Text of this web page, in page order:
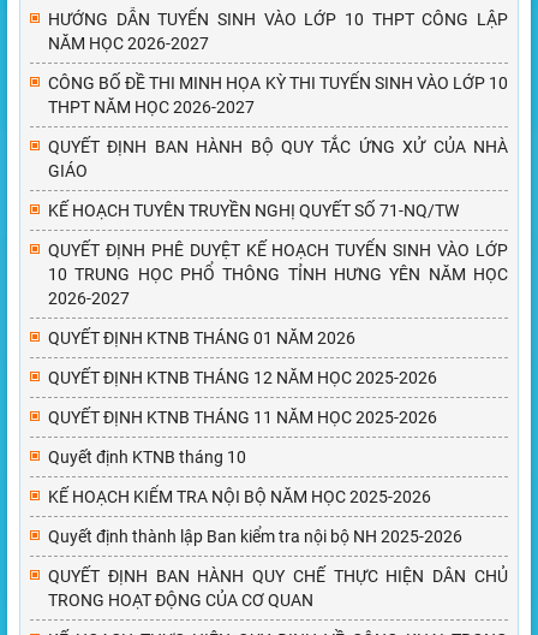
HƯỚNG DẪN TUYỂN SINH VÀO LỚP 10 THPT CÔNG LẬP
NĂM HỌC 2026-2027
CÔNG BỐ ĐỀ THI MINH HỌA KỲ THI TUYỂN SINH VÀO LỚP 10
THPT NĂM HỌC 2026-2027
QUYẾT ĐỊNH BAN HÀNH BỘ QUY TẮC ỨNG XỬ CỦA NHÀ
GIÁO
KẾ HOẠCH TUYÊN TRUYỀN NGHỊ QUYẾT SỐ 71-NQ/TW
QUYẾT ĐỊNH PHÊ DUYỆT KẾ HOẠCH TUYỂN SINH VÀO LỚP
10 TRUNG HỌC PHỔ THÔNG TỈNH HƯNG YÊN NĂM HỌC
2026-2027
QUYẾT ĐỊNH KTNB THÁNG 01 NĂM 2026
QUYẾT ĐỊNH KTNB THÁNG 12 NĂM HỌC 2025-2026
QUYẾT ĐỊNH KTNB THÁNG 11 NĂM HỌC 2025-2026
Quyết định KTNB tháng 10
KẾ HOẠCH KIỂM TRA NỘI BỘ NĂM HỌC 2025-2026
Quyết định thành lập Ban kiểm tra nội bộ NH 2025-2026
QUYẾT ĐỊNH BAN HÀNH QUY CHẾ THỰC HIỆN DÂN CHỦ
TRONG HOẠT ĐỘNG CỦA CƠ QUAN